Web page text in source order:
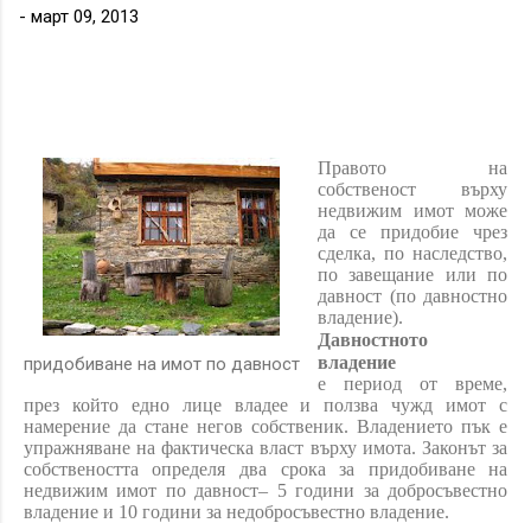
- март 09, 2013
придобиване на имот по давност
Правото на
собственост върху
недвижим имот може
да се придобие чрез
сделка, по наследство,
по завещание или по
давност (по давностно
владение).
Давностното
владение
е период от време,
през който едно лице владее и ползва чужд имот с
намерение да стане негов собственик. Владението пък е
упражняване на фактическа власт върху имота. Законът за
собствеността определя два срока за придобиване на
недвижим имот по давност– 5 години за добросъвестно
владение и 10 години за недобросъвестно владение.